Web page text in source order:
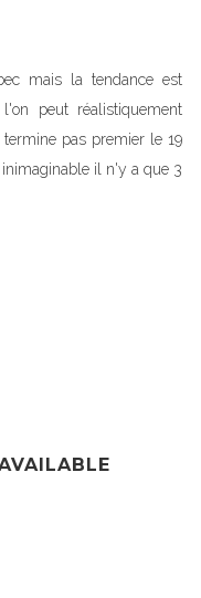
mais la tendance est
peut réalistiquement
pas premier le 19
il n'y a que 3